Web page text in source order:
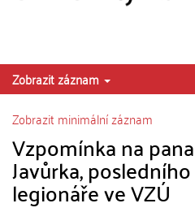
Zobrazit záznam
Zobrazit minimální záznam
Vzpomínka na
Javůrka,
legionáře ve VZÚ